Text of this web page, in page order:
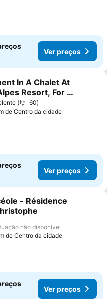
Ver preços
aos favoritos
In A Chalet At
Resort, For 6
60
de Centro da cidade
Ver preços
aos favoritos
- Résidence
não disponível
de Centro da cidade
Ver preços